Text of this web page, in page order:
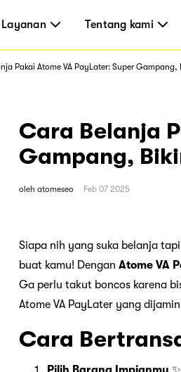
Layanan Tentang kami
Pakai Atome VA PayLater: Super Gampang,
Cara Belanja
Gampang,
oleh atomeseo Feb 07 2025
Siapa nih yang suka belanja
buat kamu! Dengan Atome VA
Ga perlu takut boncos karena
Atome VA PayLater yang
Cara